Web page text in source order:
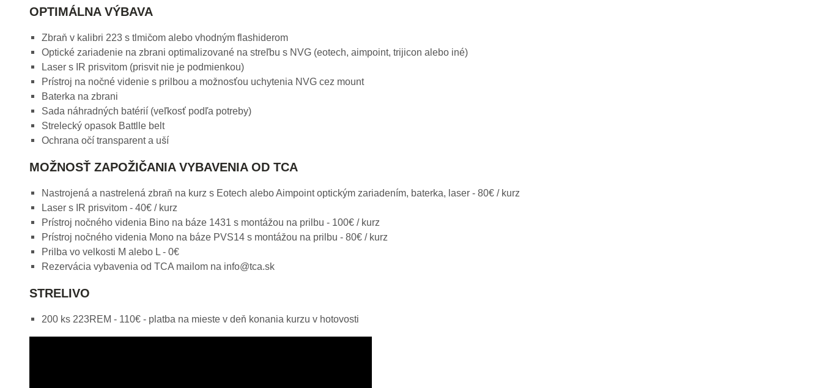
OPTIMÁLNA VÝBAVA
Zbraň v kalibri 223 s tlmičom alebo vhodným flashiderom
Optické zariadenie na zbrani optimalizované na streľbu s NVG (eotech, aimpoint, trijicon alebo iné)
Laser s IR prisvitom (prisvit nie je podmienkou)
Prístroj na nočné videnie s prilbou a možnosťou uchytenia NVG cez mount
Baterka na zbrani
Sada náhradných batérií (veľkosť podľa potreby)
Strelecký opasok Battlle belt
Ochrana očí transparent a uší
MOŽNOSŤ ZAPOŽIČANIA VYBAVENIA OD TCA
Nastrojená a nastrelená zbraň na kurz s Eotech alebo Aimpoint optickým zariadením, baterka, laser - 80€ / kurz
Laser s IR prisvitom - 40€ / kurz
Prístroj nočného videnia Bino na báze 1431 s montážou na prilbu - 100€ / kurz
Prístroj nočného videnia Mono na báze PVS14 s montážou na prilbu - 80€ / kurz
Prilba vo velkosti M alebo L - 0€
Rezervácia vybavenia od TCA mailom na info@tca.sk
STRELIVO
200 ks 223REM - 110€ - platba na mieste v deň konania kurzu v hotovosti